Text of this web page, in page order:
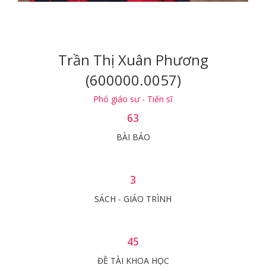
Trần Thị Xuân Phương
(600000.0057)
Phó giáo sư - Tiến sĩ
63
BÀI BÁO
3
SÁCH - GIÁO TRÌNH
45
ĐỀ TÀI KHOA HỌC